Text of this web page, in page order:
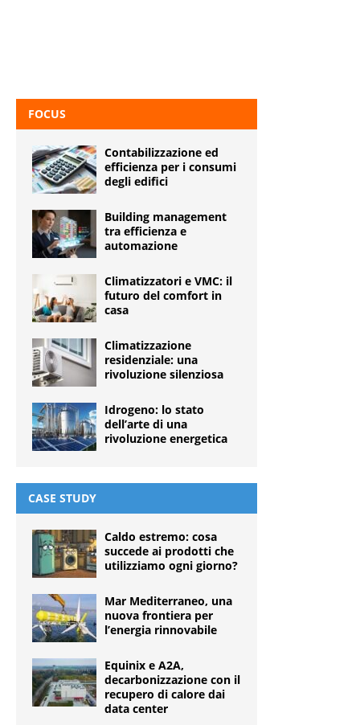
FOCUS
Contabilizzazione ed
efficienza per i consumi
degli edifici
Building management
tra efficienza e
automazione
Climatizzatori e VMC: il
futuro del comfort in
casa
Climatizzazione
residenziale: una
rivoluzione silenziosa
Idrogeno: lo stato
dell’arte di una
rivoluzione energetica
CASE STUDY
Caldo estremo: cosa
succede ai prodotti che
utilizziamo ogni giorno?
Mar Mediterraneo, una
nuova frontiera per
l’energia rinnovabile
Equinix e A2A,
decarbonizzazione con il
recupero di calore dai
data center